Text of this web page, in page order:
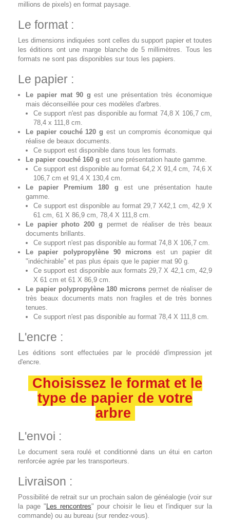
millions de pixels) en format paysage.
Le format :
Les dimensions indiquées sont celles du support papier et toutes
les éditions ont une marge blanche de 5 millimètres. Tous les
formats ne sont pas disponibles sur tous les papiers.
Le papier :
Le papier mat 90 g est une présentation très économique
mais déconseillée pour ces modèles d'arbres.
Ce support n'est pas disponible au format 74,8 X 106,7 cm,
78,4 x 111,8 cm.
Le papier couché 120 g est un compromis économique qui
réalise de beaux documents.
Ce support est disponible dans tous les formats.
Le papier couché 160 g est une présentation haute gamme.
Ce support est disponible au format 64,2 X 91,4 cm, 74,6 X
106,7 cm et 91,4 X 130,4 cm.
Le papier Premium 180 g est une présentation haute
gamme.
Ce support est disponible au format 29,7 X42,1 cm, 42,9 X
61 cm, 61 X 86,9 cm, 78,4 X 111,8 cm.
Le papier photo 200 g permet de réaliser de très beaux
documents brillants.
Ce support n'est pas disponible au format 74,8 X 106,7 cm.
Le papier polypropylène 90 microns est un papier dit
"indéchirable" et pas plus épais que le papier mat 90 g.
Ce support est disponible aux formats 29,7 X 42,1 cm, 42,9
X 61 cm et 61 X 86,9 cm.
Le papier polypropylène 180 microns permet de réaliser de
très beaux documents mats non fragiles et de très bonnes
tenues.
Ce support n'est pas disponible au format 78,4 X 111,8 cm.
L'encre :
Les éditions sont effectuées par le procédé d'impression jet
d'encre.
Choisissez le format et le
type de papier de votre
arbre
L'envoi :
Le document sera roulé et conditionné dans un étui en carton
renforcée agrée par les transporteurs.
Livraison :
Possibilité de retrait sur un prochain salon de généalogie (voir sur
la page " Les rencontres" pour choisir le lieu et l'indiquer sur la
commande) ou au bureau (sur rendez-vous).